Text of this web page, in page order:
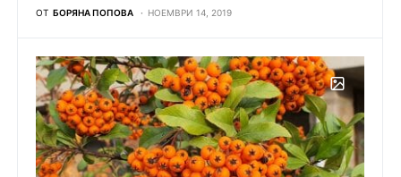
ОТ БОРЯНА ПОПОВА НОЕМВРИ 14, 2019